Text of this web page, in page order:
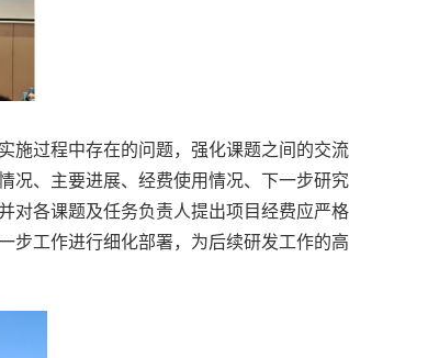
施过程中存在的问题，强化课题之间的交流
况、主要进展、经费使用情况、下一步研究
对各课题及任务负责人提出项目经费应严格
步工作进行细化部署，为后续研发工作的高